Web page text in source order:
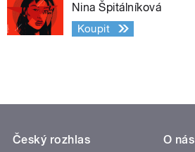
Nina Špitálníková
Koupit
Český rozhlas
O nás